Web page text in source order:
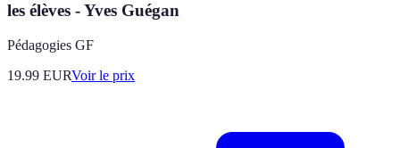
les élèves - Yves Guégan
Pédagogies GF
19.99 EURVoir le prix